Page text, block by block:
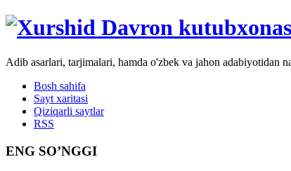
Adib asarlari, tarjimalari, hamda o'zbek va jahon adabiyotidan
Bosh sahifa
Sayt xaritasi
Qiziqarli saytlar
RSS
ENG SO’NGGI